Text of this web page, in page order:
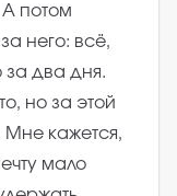
потом
него: всё,
за два дня.
но за этой
Мне кажется,
мало